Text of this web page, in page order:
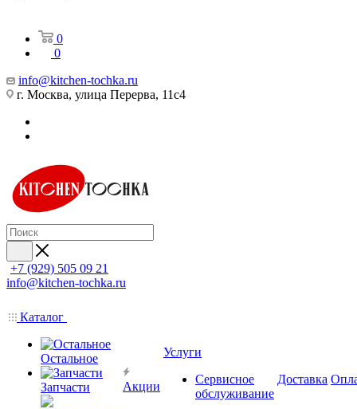
0
0
info@kitchen-tochka.ru
г. Москва, улица Перерва, 11с4
+7 (929) 505 09 21
info@kitchen-tochka.ru
Каталог
Остальное
Запчасти Акции
Услуги
Сервисное
обслуживание
Доставка